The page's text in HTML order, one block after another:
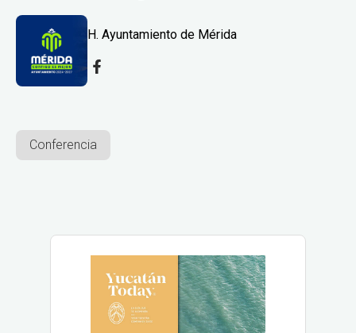
H. Ayuntamiento de Mérida
Conferencia